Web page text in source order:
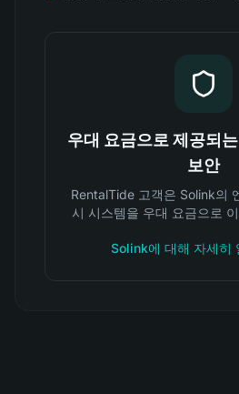
우대 요금으로 제공되
보안
RentalTide 고객은 Solink의
시 시스템을 우대 요금으로
Solink에 대해 자세히